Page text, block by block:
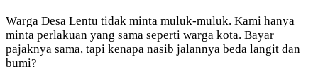
Warga Desa Lentu tidak minta muluk-muluk. Kami hanya
minta perlakuan yang sama seperti warga kota. Bayar
pajaknya sama, tapi kenapa nasib jalannya beda langit dan
bumi?